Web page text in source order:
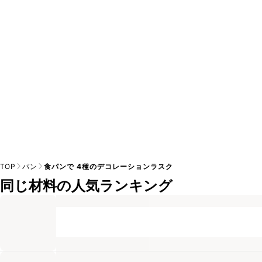
TOP パン 食パンで 4種のデコレーションラスク
同じ材料の人気ランキング